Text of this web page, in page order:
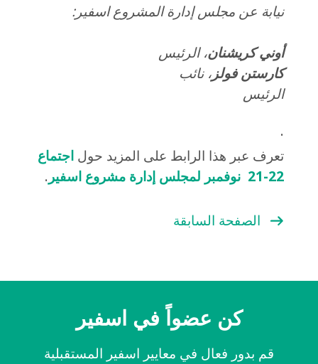
نيابة عن مجلس إدارة المشروع اسفير:
أوني كريشنان، الرئيس
كارستن فولز، نائب
الرئيس
·
تعرف عبر هذا الرابط على المزيد حولاجتماع
21-22 نوفمبر لمجلس إدارة مشروع اسفير
.
الصفحة السابقة
كن عضواً في اسفير
قم بدور فعال في معايير اسفير المستقبلية